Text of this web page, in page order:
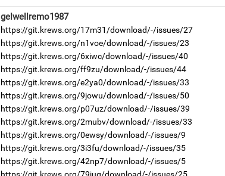
gelwellremo1987
https://git.krews.org/17m31/download/-/issues/27
https://git.krews.org/n1voe/download/-/issues/23
https://git.krews.org/6xiwc/download/-/issues/40
https://git.krews.org/ff9zu/download/-/issues/44
https://git.krews.org/e2ya0/download/-/issues/33
https://git.krews.org/9jowu/download/-/issues/50
https://git.krews.org/p07uz/download/-/issues/39
https://git.krews.org/2mubv/download/-/issues/33
https://git.krews.org/0ewsy/download/-/issues/9
https://git.krews.org/3i3fu/download/-/issues/35
https://git.krews.org/42np7/download/-/issues/5